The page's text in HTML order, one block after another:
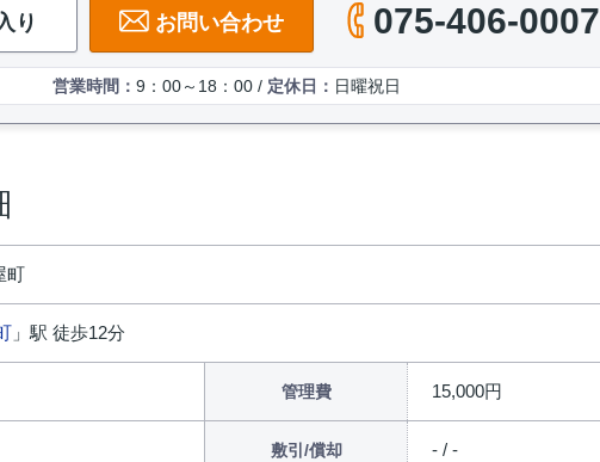
り お問い合わせ 075-406-0007
営業時間： 9：00～18：00 / 定休日： 日曜祝日
町
」駅 徒歩12分
管理費 15,000円
敷引/償却 - / -